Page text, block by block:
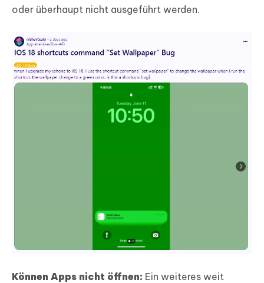
oder überhaupt nicht ausgeführt werden.
Können Apps nicht öffnen: Ein weiteres weit